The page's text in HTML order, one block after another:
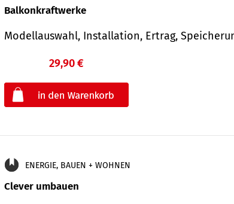
Balkonkraftwerke
Modellauswahl, Installation, Ertrag,
29,90 €
ENERGIE, BAUEN + WOHNEN
Clever umbauen